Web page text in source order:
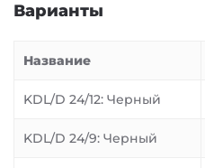
Варианты
Название
KDL/D 24/12: Черный
KDL/D 24/9: Черный